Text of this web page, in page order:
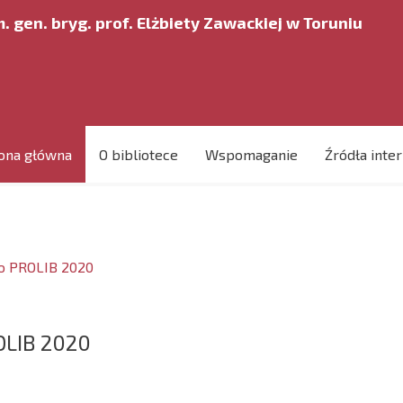
gen. bryg. prof. Elżbiety Zawackiej w Toruniu
główna O bibliotece Wspomaganie Źródła
2020
2020